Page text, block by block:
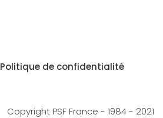
Politique de confidentialité
Copyright PSF France - 1984 - 2021